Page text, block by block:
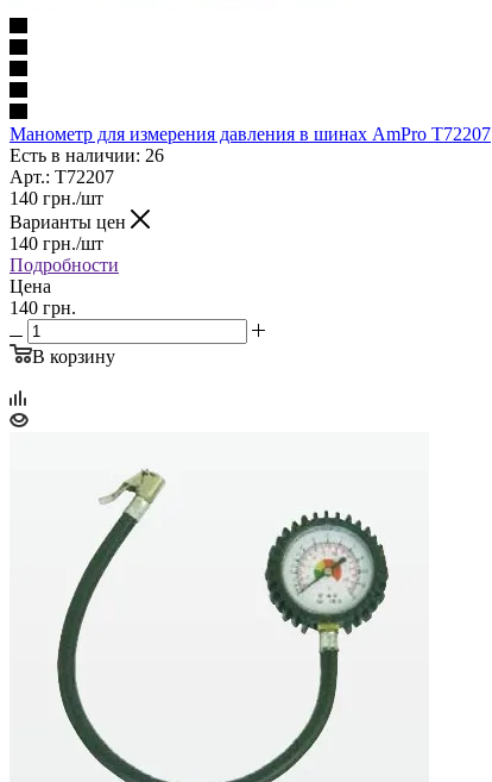
Манометр для измерения давления в шинах AmPro T72207
Есть в наличии: 26
Арт.: T72207
140 грн./шт
Варианты цен
140 грн./шт
Подробности
Цена
140 грн.
В корзину